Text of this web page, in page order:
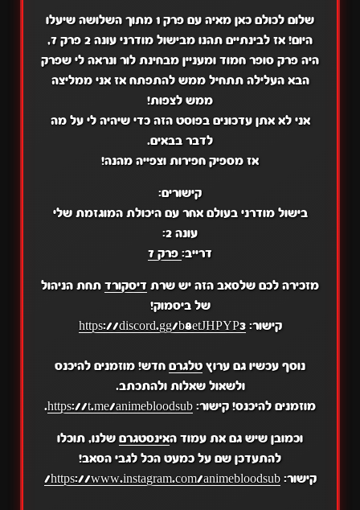
שלום לכולם כאן מאיה עם פרק 1 מתוך השלושה שיעלו
היום! אז לבינתיים תהנו מבישול מודרני עונה 2 פרק 7,
היה פרק סופר חמוד ומעניין מבחינת לור ונראה לי שפרק
הבא העלילה תתחיל ממש להתפתח אז אני ממליצה
ממש לצפות!
אני לא אתן עדכונים בפוסט הזה כדי שיהיה לי על מה
לדבר בבאים.
אז מספיק חפירות וצפייה מהנה!
קישורים:
בישול מודרני בעולם אחר עם היכולת המוגזמת שלי
עונה 2:
דרייב: פרק 7
מזכירה לכם שלסאב הזה יש שרת דיסקורד תחת הניהול
של ביסמוק!
קישור:https://discord.gg/b8etJHPYP3
נוסף עכשיו גם ערוץטלגרםחדש! מוזמנים להיכנס
ולשאול שאלות ולהתכתב.
מוזמנים להיכנס! קישור: https://t.me/animebloodsub
.
וכמובן שיש גם את עמוד האינסטגרםשלנו, תוכלו
להתעדכן שם על כמעט הכל לגבי הסאב!
קישור:https://www.instagram.com/animebloodsub/